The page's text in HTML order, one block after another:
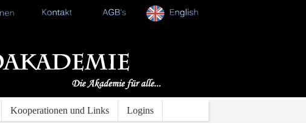
Kooperationen und Links Logins